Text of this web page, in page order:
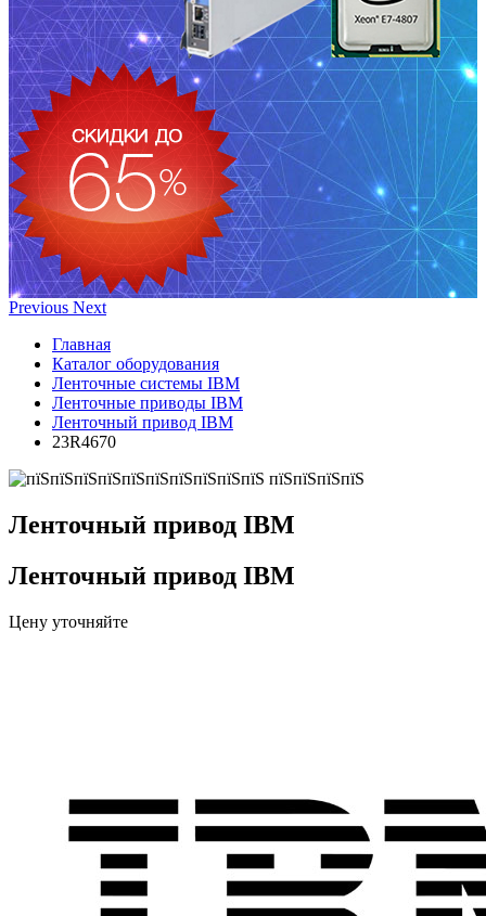
Previous Next
Главная
Каталог оборудования
Ленточные системы IBM
Ленточные приводы IBM
Ленточный привод IBM
23R4670
Ленточный привод IBM
Ленточный привод IBM
Цену уточняйте